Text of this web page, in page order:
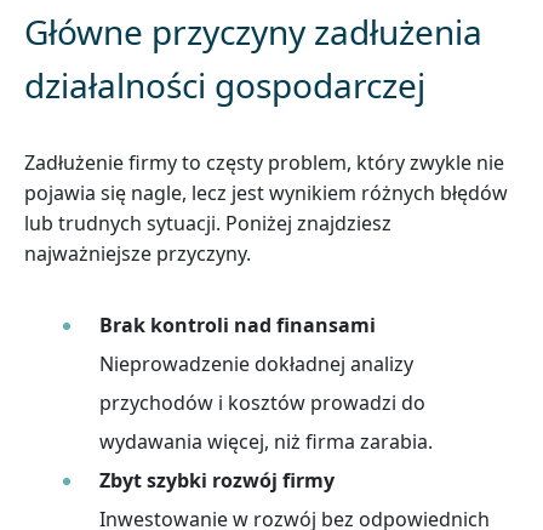
Główne przyczyny zadłużenia
działalności gospodarczej
Zadłużenie firmy to częsty problem, który zwykle nie
pojawia się nagle, lecz jest wynikiem różnych błędów
lub trudnych sytuacji. Poniżej znajdziesz
najważniejsze przyczyny.
Brak kontroli nad finansami
Nieprowadzenie dokładnej analizy
przychodów i kosztów prowadzi do
wydawania więcej, niż firma zarabia.
Zbyt szybki rozwój firmy
Inwestowanie w rozwój bez odpowiednich